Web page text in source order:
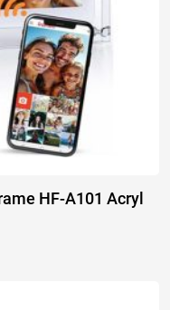
HF-A101 Acryl